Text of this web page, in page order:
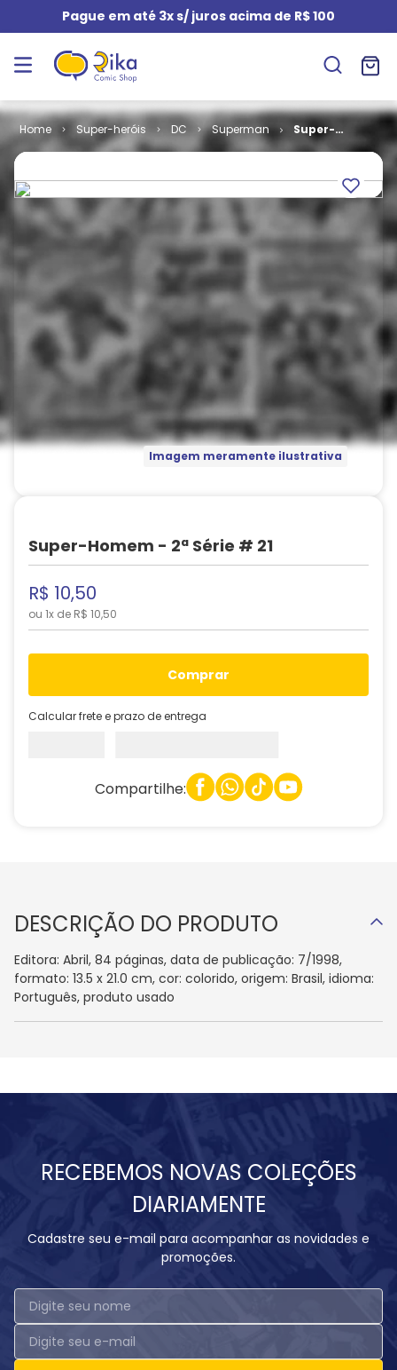
Pague em até 3x s/ juros acima de R$ 100
Super-heróis DC Superman
Super-
Homem - 2ª
Imagem meramente ilustrativa
Super-Homem - 2ª Série # 21
R$ 10,50
ou 1x de R$ 10,50
comprar
Calcular frete e prazo de entrega
Compartilhe:
DESCRIÇÃO DO PRODUTO
Editora: Abril, 84 páginas, data de publicação: 7/1998,
formato: 13.5 x 21.0 cm, cor: colorido, origem: Brasil, idioma:
Português, produto usado
RECEBEMOS NOVAS COLEÇÕES
DIARIAMENTE
Cadastre seu e-mail para acompanhar as novidades e
promoções.